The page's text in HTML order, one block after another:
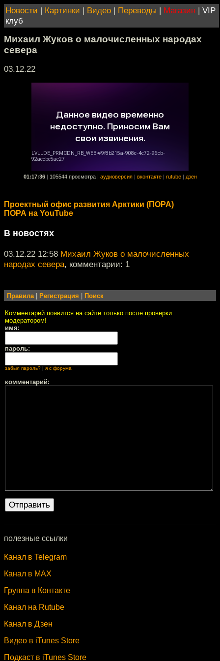
Новости | Картинки | Видео | Переводы | Магазин | VIP
клуб
Михаил Жуков о малочисленных народах
севера
03.12.22
01:17:36 105544 просмотра аудиоверсия вконтакте rutube дзен
Проектный офис развития Арктики (ПОРА)
ПОРА на YouTube
В новостях
03.12.22 12:58 Михаил Жуков о малочисленных
народах севера, комментарии: 1
Правила| Регистрация Поиск
Комментарий появится на сайте только после проверки
модератором!
имя:
пароль:
забыл пароль? я с форума
комментарий:
полезные ссылки
Канал в Telegram
Канал в MAX
Группа в Контакте
Канал на Rutube
Канал в Дзен
Видео в iTunes Store
Подкаст в iTunes Store